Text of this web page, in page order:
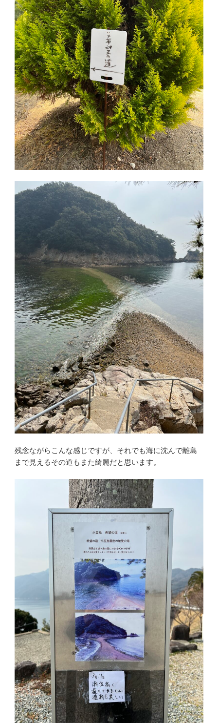
残念ながらこんな感じですが、それでも海に沈んで離島
まで見えるその道もまた綺麗だと思います。